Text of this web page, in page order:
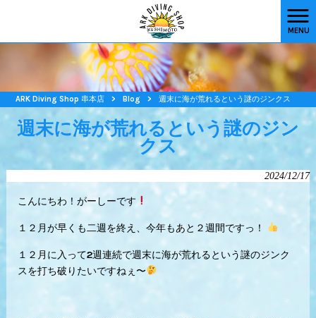
MENU
ARK Diving Shop 串本店 > Blog > 週末に海が荒れるという謎のジンクス
週末に海が荒れるという謎のジン
クス
2024/12/17
こんにちわ！がーしーです
１２月が早くも二週を終え、今年もあと２週間ですっ！
１２月に入って2週連続で週末に海が荒れるという謎のジンク
スを打ち破りたいですねぇ〜